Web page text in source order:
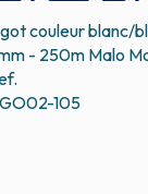
couleur blanc/
- 250m Malo
105